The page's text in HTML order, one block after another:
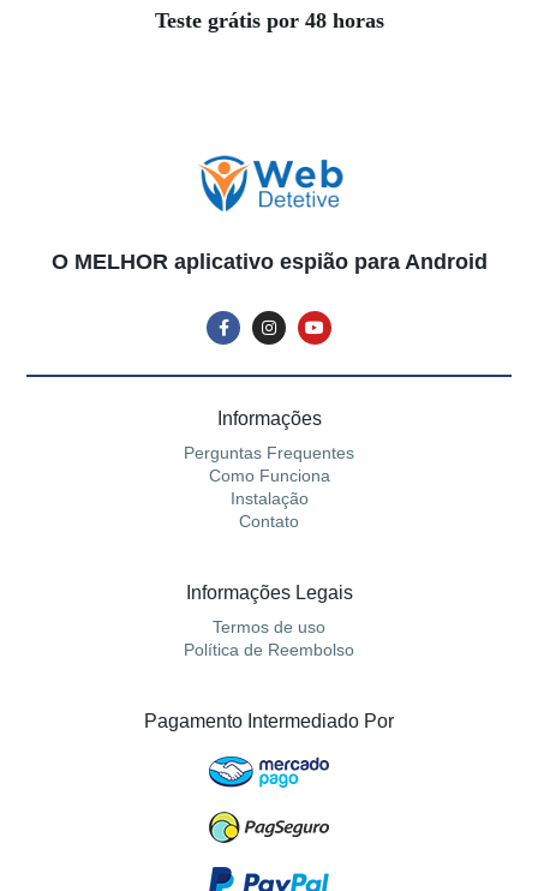
Teste grátis por 48 horas
O MELHOR aplicativo espião para Android
Informações
Perguntas Frequentes
Como Funciona
Instalação
Contato
Informações Legais
Termos de uso
Política de Reembolso
Pagamento Intermediado Por